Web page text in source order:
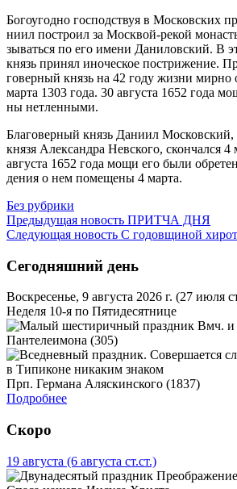
Бо­го­угод­но гос­под­ствуя в Мос­ков­ских
ни­ил по­стро­ил за Моск­вой-ре­кой
зы­вать­ся по его име­ни Да­ни­лов­ский. В
князь при­нял ино­че­ское по­стри­же­ние.
го­вер­ный князь на 42 го­ду жиз­ни мир­но
мар­та 1303 го­да. 30 ав­гу­ста 1652 го­да
ны нетлен­ны­ми.
Бла­го­вер­ный князь Да­ни­ил Мос­ков­ский,
кня­зя Алек­сандра Нев­ско­го, скон­чал­ся 4
ав­гу­ста 1652 го­да мо­щи его бы­ли
де­ния о нем по­ме­ще­ны 4 мар­та.
Без рубрики
Предыдущая новость ПРИТЧА ДНЯ
Следующая новость С годовщиной
Сегодняшний день
Воскресенье, 9 августа 2026 г. (27 июля
Неделя 10-я по Пятидесятнице
Вмч. и
Пантелеимона (305)
Прп. Германа Аляскинского (1837)
Подробнее
Скоро
19 августа (6 августа ст.ст.)